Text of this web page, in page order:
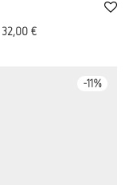
32,00 €
-11%